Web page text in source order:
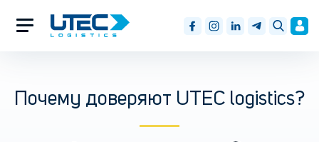
Почему доверяют UTEC logistics?